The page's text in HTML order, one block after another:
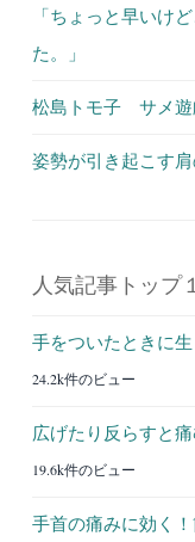
「ちょっと早いけ
た。」
松島トモ子 サメ
姿勢が引き起こす
人気記事トップ
手をついたときに
24.2k件のビュー
広げたり反らすと痛
19.6k件のビュー
手首の痛みに効く